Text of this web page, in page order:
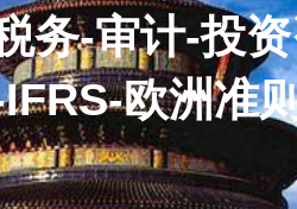
务-审计-投
欧洲准
AND COMMERCIAL